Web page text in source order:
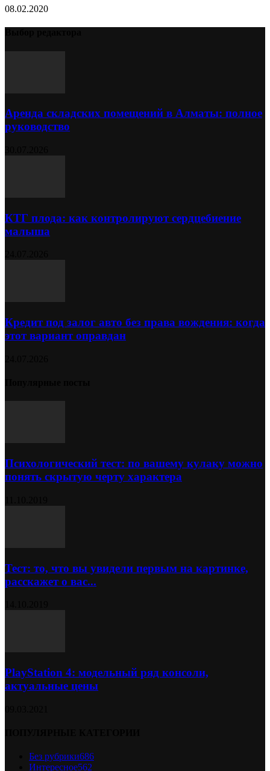
08.02.2020
Аренда складских помещений в Алматы: полное
руководство
КТГ плода: как контролируют сердцебиение
малыша
Кредит под залог авто без права вождения: когда
этот вариант оправдан
Психологический тест: по вашему кулаку можно
понять скрытую черту характера
Тест: то, что вы увидели первым на картинке,
расскажет о вас...
PlayStation 4: модельный ряд консоли,
актуальные цены
Без рубрики686
Интересное562